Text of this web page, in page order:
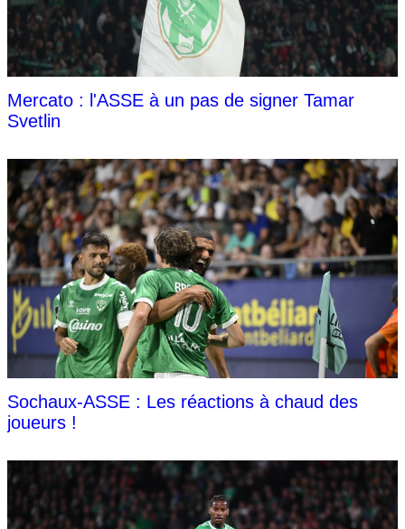
Mercato : l'ASSE à un pas de signer Tamar
Svetlin
Sochaux-ASSE : Les réactions à chaud des
joueurs !